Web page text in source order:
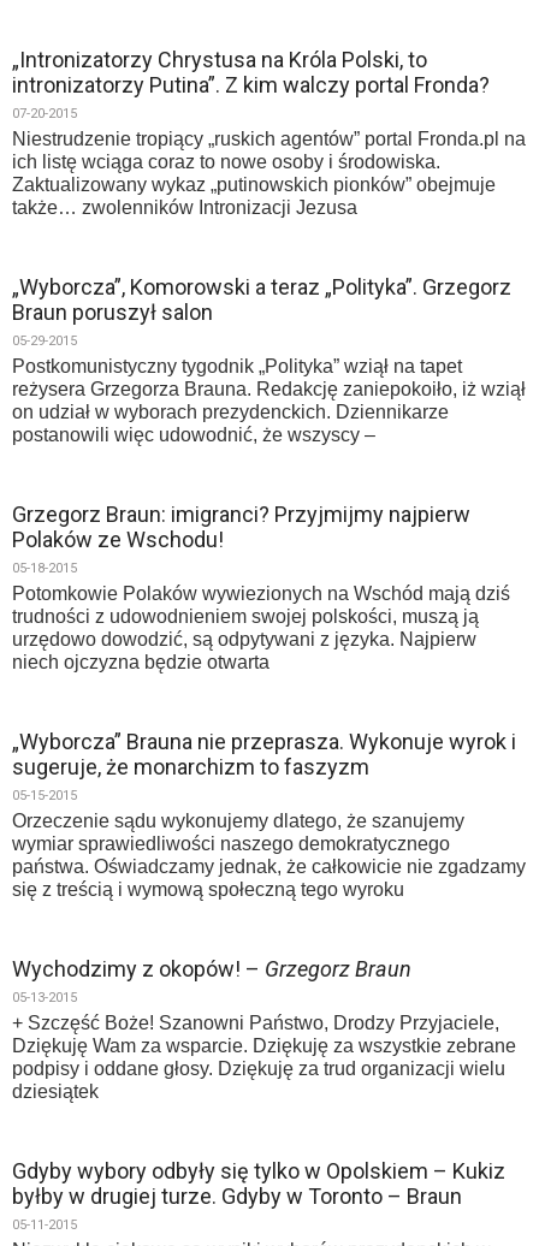
„Intronizatorzy Chrystusa na Króla Polski, to
intronizatorzy Putina”. Z kim walczy portal Fronda?
07-20-2015
Niestrudzenie tropiący „ruskich agentów” portal Fronda.pl na
ich listę wciąga coraz to nowe osoby i środowiska.
Zaktualizowany wykaz „putinowskich pionków” obejmuje
także… zwolenników Intronizacji Jezusa
„Wyborcza”, Komorowski a teraz „Polityka”. Grzegorz
Braun poruszył salon
05-29-2015
Postkomunistyczny tygodnik „Polityka” wziął na tapet
reżysera Grzegorza Brauna. Redakcję zaniepokoiło, iż wziął
on udział w wyborach prezydenckich. Dziennikarze
postanowili więc udowodnić, że wszyscy –
Grzegorz Braun: imigranci? Przyjmijmy najpierw
Polaków ze Wschodu!
05-18-2015
Potomkowie Polaków wywiezionych na Wschód mają dziś
trudności z udowodnieniem swojej polskości, muszą ją
urzędowo dowodzić, są odpytywani z języka. Najpierw
niech ojczyzna będzie otwarta
„Wyborcza” Brauna nie przeprasza. Wykonuje wyrok i
sugeruje, że monarchizm to faszyzm
05-15-2015
Orzeczenie sądu wykonujemy dlatego, że szanujemy
wymiar sprawiedliwości naszego demokratycznego
państwa. Oświadczamy jednak, że całkowicie nie zgadzamy
się z treścią i wymową społeczną tego wyroku
Wychodzimy z okopów! – Grzegorz Braun
05-13-2015
+ Szczęść Boże! Szanowni Państwo, Drodzy Przyjaciele,
Dziękuję Wam za wsparcie. Dziękuję za wszystkie zebrane
podpisy i oddane głosy. Dziękuję za trud organizacji wielu
dziesiątek
Gdyby wybory odbyły się tylko w Opolskiem – Kukiz
byłby w drugiej turze. Gdyby w Toronto – Braun
05-11-2015